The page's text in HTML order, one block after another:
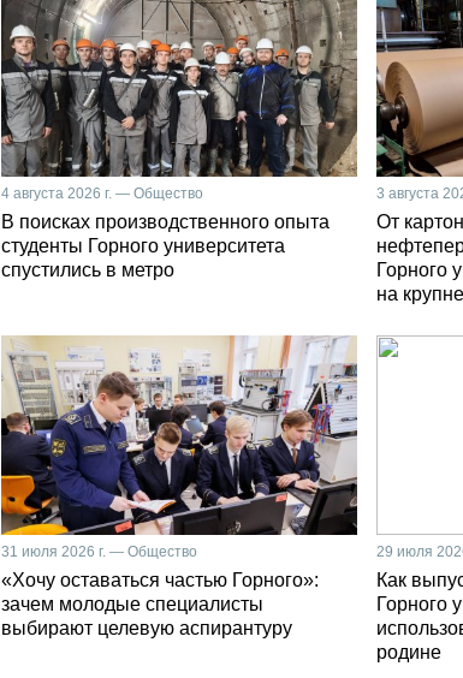
4 августа 2026 г. — Общество
В поисках производственного опыта
студенты Горного университета
спустились в метро
3 августа
От
Горного
на
31 июля 2026 г. — Общество
«Хочу оставаться частью Горного»:
зачем молодые специалисты
выбирают целевую аспирантуру
29 июля
Как
Горного
родине